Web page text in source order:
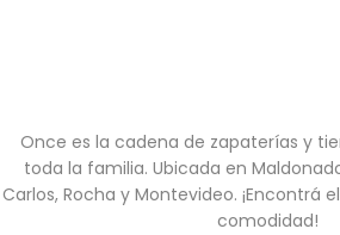
Once es la cadena de zapaterías y
toda la familia. Ubicada en
Carlos, Rocha y Montevideo. ¡Encontrá
comodidad!